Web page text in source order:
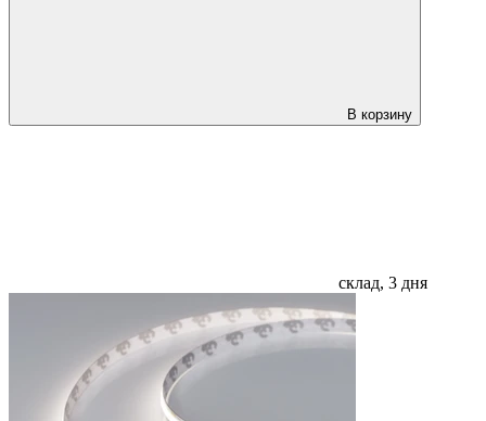
В корзину
склад, 3 дня